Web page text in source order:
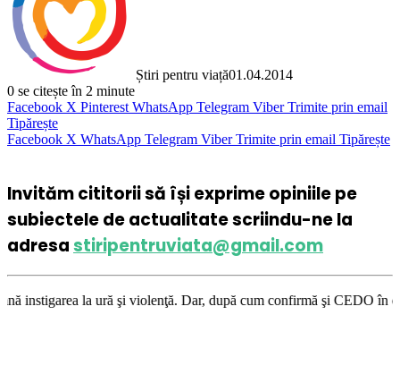
Știri pentru viață01.04.2014
0 se citește în 2 minute
Facebook X Pinterest WhatsApp Telegram Viber Trimite prin email
Tipărește
Facebook X WhatsApp Telegram Viber Trimite prin email Tipărește
Invităm cititorii să își exprime opiniile pe
subiectele de actualitate scriindu-ne la
adresastiripentruviata@gmail.com
la ură şi violenţă. Dar, după cum confirmă şi CEDO în cazul